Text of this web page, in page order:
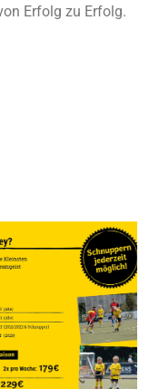
Erfolg zu Erfolg.